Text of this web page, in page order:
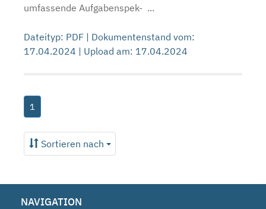
umfassende Aufgabenspek- ...
Dateityp: PDF | Dokumentenstand vom:
17.04.2024 | Upload am: 17.04.2024
1
Sortieren nach
NAVIGATION